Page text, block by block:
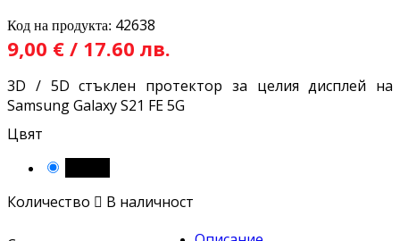
Код на продукта: 42638
9,00 € / 17.60 лв.
3D / 5D стъклен протектор за целия дисплей на
Samsung Galaxy S21 FE 5G
Цвят
Количество  В наличност